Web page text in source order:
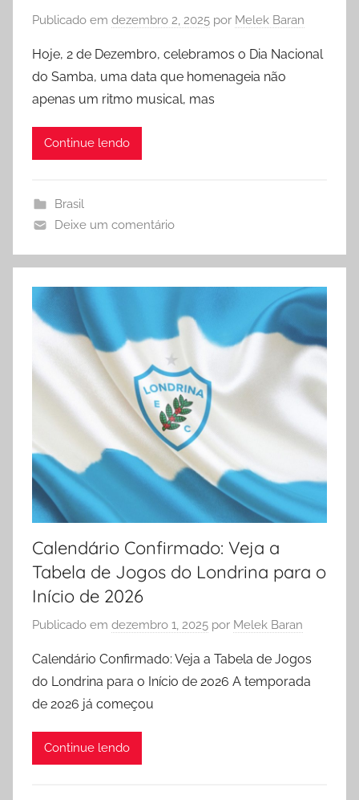
Publicado em dezembro 2, 2025 por Melek Baran
Hoje, 2 de Dezembro, celebramos o Dia Nacional
do Samba, uma data que homenageia não
apenas um ritmo musical, mas
Continue lendo
Brasil
Deixe um comentário
Calendário Confirmado: Veja a
Tabela de Jogos do Londrina para o
Início de 2026
Publicado em dezembro 1, 2025 por Melek Baran
Calendário Confirmado: Veja a Tabela de Jogos
do Londrina para o Início de 2026 A temporada
de 2026 já começou
Continue lendo